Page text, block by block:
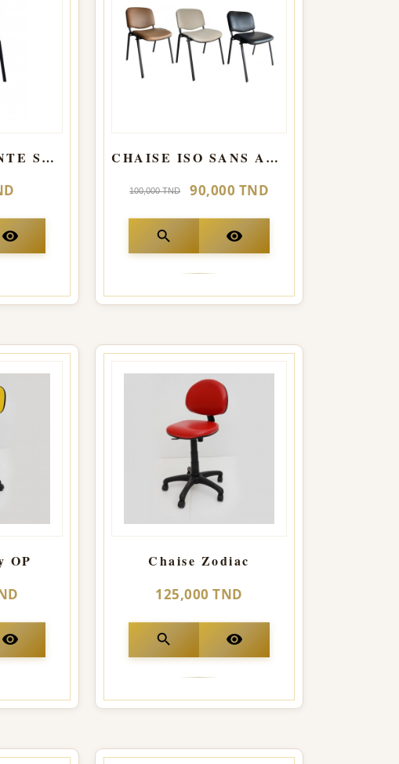
CHAISE ATTENTE SMART 1 PLACE - NOIR
visibility
CHAISE ISO SANS ACC Structure importation
100,000 TND 90,000 TND
search visibility
OP
visibility
Chaise Zodiac
125,000 TND
search visibility